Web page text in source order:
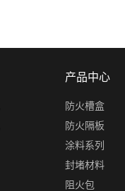
产品中心
防火槽盒
防火隔板
涂料系列
封堵材料
阻火包